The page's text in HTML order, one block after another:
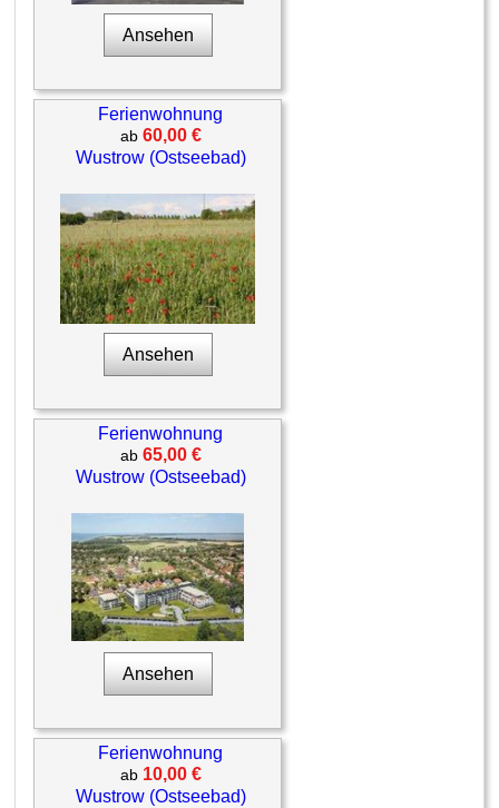
Ansehen
Ferienwohnung
ab 60,00 €
Wustrow (Ostseebad)
Ansehen
Ferienwohnung
ab 65,00 €
Wustrow (Ostseebad)
Ansehen
Ferienwohnung
ab 10,00 €
Wustrow (Ostseebad)